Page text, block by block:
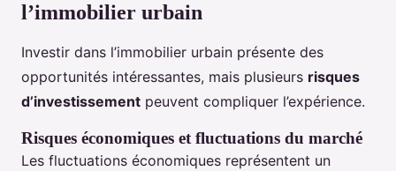
l’immobilier urbain
Investir dans l’immobilier urbain présente des
opportunités intéressantes, mais plusieurs risques
d’investissement peuvent compliquer l’expérience.
Risques économiques et fluctuations du marché
Les fluctuations économiques représentent un